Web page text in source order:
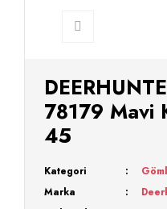
78179 Mavi
45
Kategori
Marka